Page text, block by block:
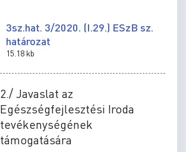
3sz.hat. 3/2020. (I.29.) ESzB sz.
határozat
15.18 kb
2./ Javaslat az
Egészségfejlesztési Iroda
tevékenységének
támogatására